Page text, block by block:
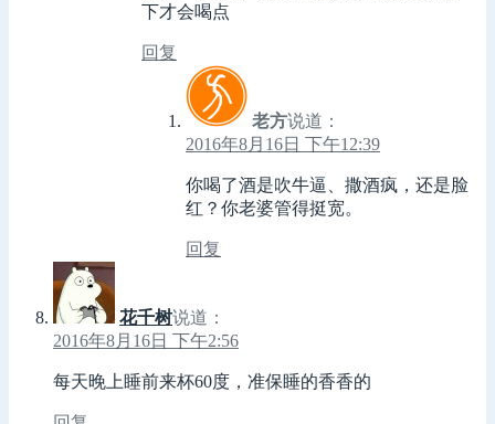
下才会喝点
回复
老方说道：
2016年8月16日 下午12:39
你喝了酒是吹牛逼、撒酒疯，还是脸
红？你老婆管得挺宽。
回复
花千树说道：
2016年8月16日 下午2:56
每天晚上睡前来杯60度，准保睡的香香的